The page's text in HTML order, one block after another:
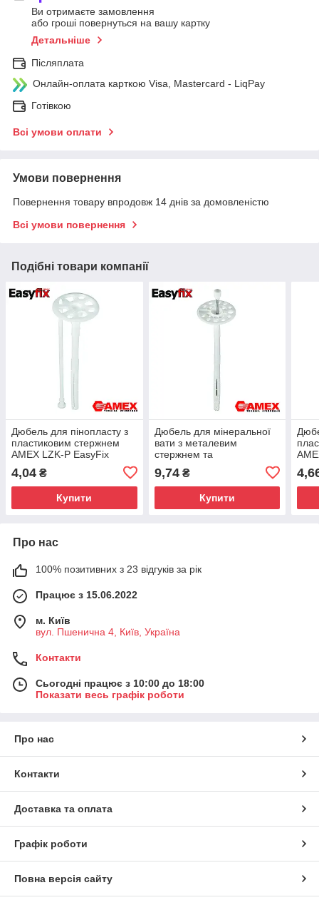
Ви отримаєте замовлення
або гроші повернуться на вашу картку
Детальніше
Післяплата
Онлайн-оплата карткою Visa, Mastercard - LiqPay
Готівкою
Всі умови оплати
Умови повернення
Повернення товару впродовж 14 днів за домовленістю
Всі умови повернення
Подібні товари компанії
Дюбель для пінопласту з
пластиковим стержнем
AMEX LZK-P EasyFix
4,04 ₴
Купити
Дюбель для мінеральної
вати з металевим
стержнем та
LDK/TZ EasyFix 10х220
9,74₴
Купити
Про нас
100% позитивних з 23 відгуків за рік
Працює з 15.06.2022
м. Київ
вул. Пшенична 4, Київ, Україна
Контакти
Сьогодні працює з 10:00 до 18:00
Показати весь графік роботи
Про нас
Контакти
Доставка та оплата
Графік роботи
Повна версія сайту